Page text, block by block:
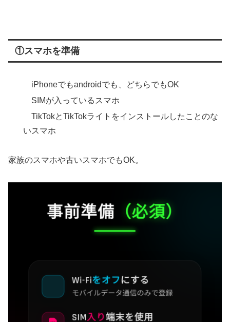
①スマホを準備
iPhoneでもandroidでも、どちらでもOK
SIMが入っているスマホ
TikTokとTikTokライトをインストールしたことのな
いスマホ
家族のスマホや古いスマホでもOK。